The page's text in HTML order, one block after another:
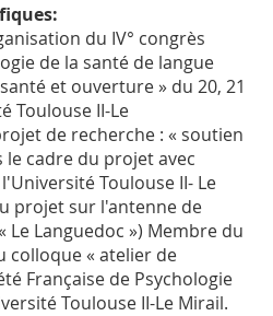
du IV° congrès
de la santé de langue
et ouverture » du 20, 21
Toulouse II-Le
de recherche : « soutien
cadre du projet avec
Toulouse II- Le
projet sur l'antenne de
Languedoc ») Membre du
colloque « atelier de
Française de Psychologie
Toulouse II-Le Mirail.